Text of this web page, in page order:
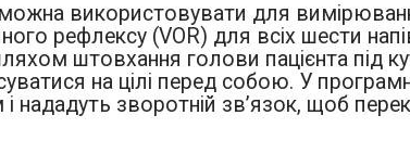
використовувати для
рефлексу (VOR) для всіх шести
штовхання голови пацієнта під
на цілі перед собою. У
нададуть зворотній зв’язок, щоб